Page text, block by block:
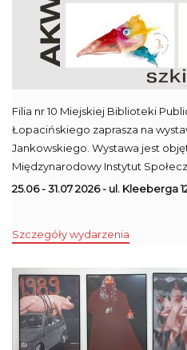
Filia nr 10 Miejskiej Biblioteki
Łopacińskiego zaprasza na
Jankowskiego. Wystawa jest
Międzynarodowy Instytut
25.06 - 31.07 2026 - ul. Kleeberga
Szczegóły wydarzenia